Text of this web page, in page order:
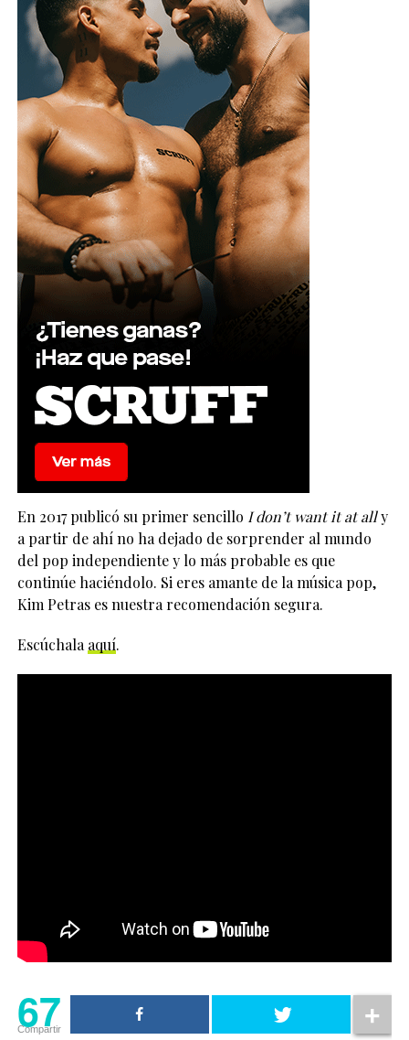
En 2017 publicó su primer sencillo I don’t want it at ally
a partir de ahí no ha dejado de sorprender al mundo
del pop independiente y lo más probable es que
continúe haciéndolo. Si eres amante de la música pop,
Kim Petras es nuestra recomendación segura.
Escúchalaaquí.
67
Compartir